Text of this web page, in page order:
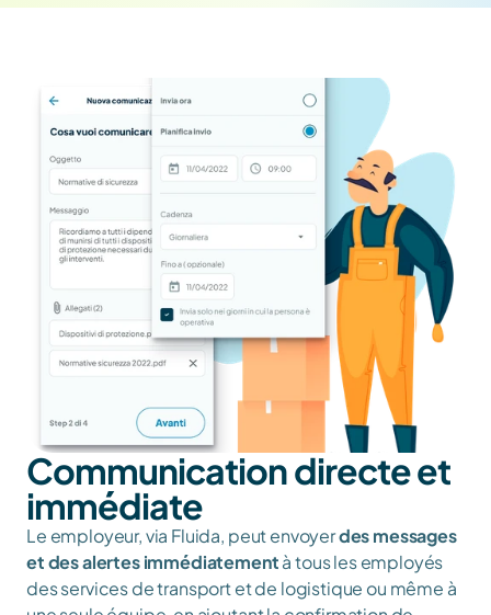
Communication directe et
immédiate
Le employeur, via Fluida, peut envoyer des messages
et des alertes immédiatement à tous les employés
des services de transport et de logistique ou même à